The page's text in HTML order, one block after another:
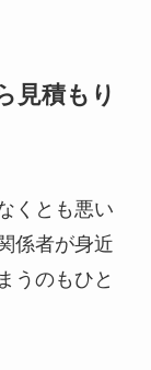
見積もり
くとも悪い
係者が身近
うのもひと